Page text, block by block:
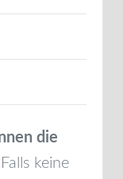
die
Falls keine